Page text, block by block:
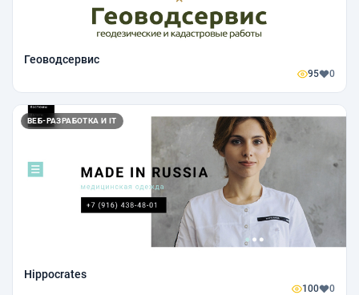
Геоводсервис
95 0
ВЕБ-РАЗРАБОТКА И IT
Hippocrates
100 0